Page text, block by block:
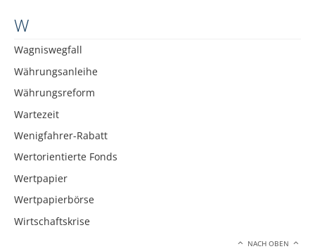
W
Wagniswegfall
Währungsanleihe
Währungsreform
Wartezeit
Wenigfahrer-Rabatt
Wertorientierte Fonds
Wertpapier
Wertpapierbörse
Wirtschaftskrise
NACH OBEN